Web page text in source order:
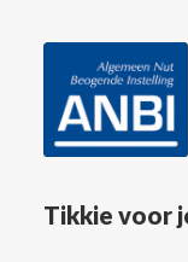
Tikkie voor